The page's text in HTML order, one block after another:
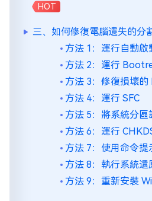
HOT
三、如何修復電腦遺失的分
方法 1：運行自動啟
方法 2：運行
方法 3：修復損壞的
方法 4：運行 SFC
方法 5：將系統分區
方法 6：運行
方法 7：使用命令提
方法 8：執行系統還
方法 9：重新安裝